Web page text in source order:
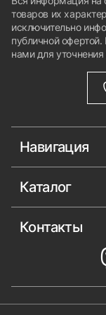
товаров их
исключительно
публичной
нами для уточнения
Навигация
Каталог
Контакты